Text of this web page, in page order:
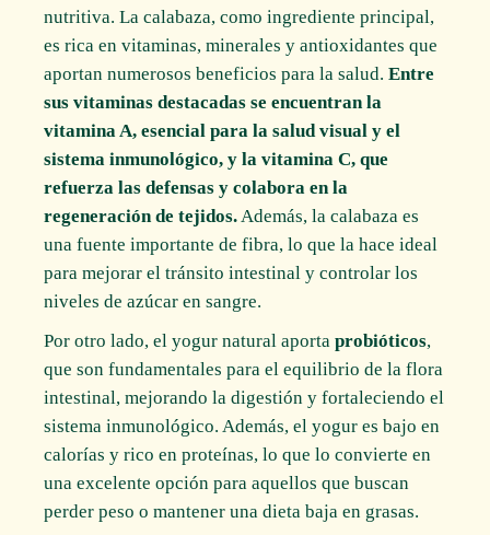
nutritiva. La calabaza, como ingrediente principal,
es rica en vitaminas, minerales y antioxidantes que
aportan numerosos beneficios para la salud.Entre
sus vitaminas destacadas se encuentran la
vitamina A, esencial para la salud visual y el
sistema inmunológico, y la vitamina C, que
refuerza las defensas y colabora en la
regeneración de tejidos. Además, la calabaza es
una fuente importante de fibra, lo que la hace ideal
para mejorar el tránsito intestinal y controlar los
niveles de azúcar en sangre.
Por otro lado, el yogur natural aportaprobióticos,
que son fundamentales para el equilibrio de la flora
intestinal, mejorando la digestión y fortaleciendo el
sistema inmunológico. Además, el yogur es bajo en
calorías y rico en proteínas, lo que lo convierte en
una excelente opción para aquellos que buscan
perder peso o mantener una dieta baja en grasas.